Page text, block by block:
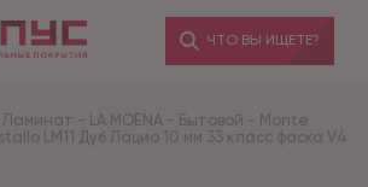
ЧТО ВЫ ИЩЕТЕ?
Ламинат - LA MOENA - Бытовой - Monte
LM11 Дуб Лацио 10 мм 33 класс фаска V4